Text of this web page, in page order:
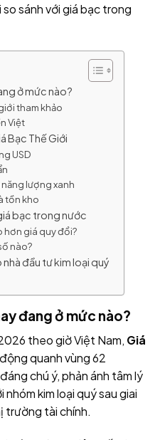
sánh với giá bạc trong
ở mức nào?
tham khảo
Việt
Bạc Thế Giới
USD
lượng xanh
tồn kho
bạc trong nước
hơn giá quy đổi?
nào?
đầu tư kim loại quý
đang ở mức nào?
theo giờ Việt Nam, Giá
quanh vùng 62
chú ý, phản ánh tâm lý
kim loại quý sau giai
trường tài chính.